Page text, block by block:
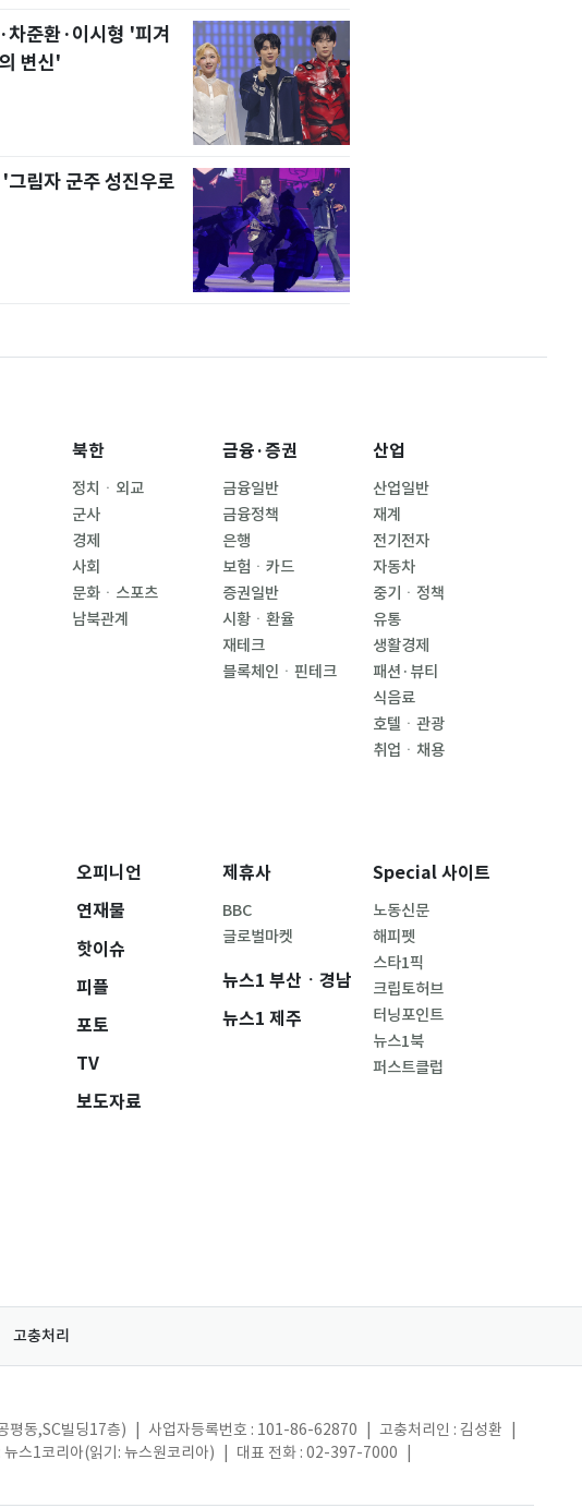
차준환·이시형 '피겨
변신'
그림자 군주 성진우로
북한
정치ㆍ외교
군사
경제
사회
문화ㆍ스포츠
남북관계
금융·증권
금융일반
금융정책
은행
보험ㆍ카드
증권일반
시황ㆍ환율
재테크
블록체인ㆍ핀테크
산업
산업일반
재계
전기전자
자동차
중기ㆍ정책
유통
생활경제
패션·뷰티
식음료
호텔ㆍ관광
취업ㆍ채용
오피니언
연재물
핫이슈
피플
포토
TV
보도자료
제휴사
BBC
글로벌마켓
뉴스1 부산ㆍ경남
뉴스1 제주
Special 사이트
노동신문
해피펫
스타1픽
크립토허브
터닝포인트
뉴스1북
퍼스트클럽
고충처리
평동,SC빌딩17층) 사업자등록번호 : 101-86-62870 고충처리인 : 김성환
뉴스1코리아(읽기: 뉴스원코리아) 대표 전화 : 02-397-7000